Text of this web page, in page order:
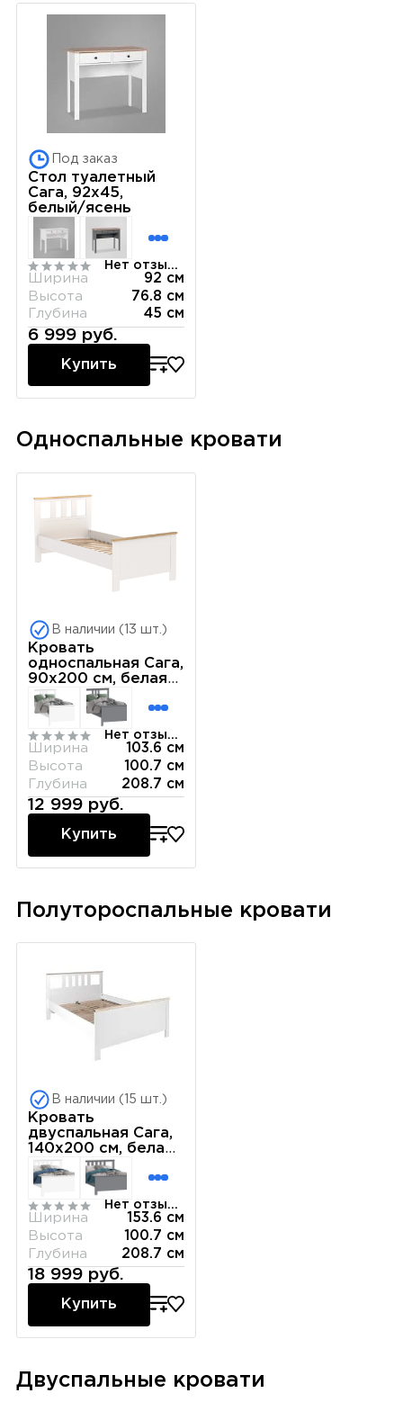
Под заказ
Стол туалетный
Сага, 92х45,
белый/ясень
Нет отзывов
Ширина
92 см
Высота
76.8 см
Глубина
45 см
6 999 руб.
Купить
Односпальные кровати
В наличии (13 шт.)
Кровать
односпальная Сага,
90х200 см, белая/
ясень
Нет отзывов
Ширина
103.6 см
Высота
100.7 см
Глубина
208.7 см
12 999 руб.
Купить
Полутороспальные кровати
В наличии (15 шт.)
Кровать
двуспальная Сага,
140х200 см, белая/
ясень
Нет отзывов
Ширина
153.6 см
Высота
100.7 см
Глубина
208.7 см
18 999 руб.
Купить
Двуспальные кровати